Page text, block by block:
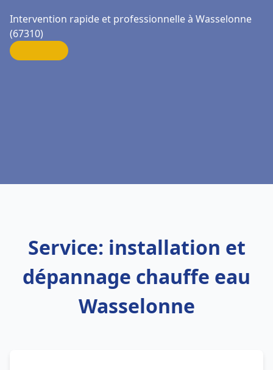
Intervention rapide et professionnelle à Wasselonne
(67310)
Service: installation et
dépannage chauffe eau
Wasselonne